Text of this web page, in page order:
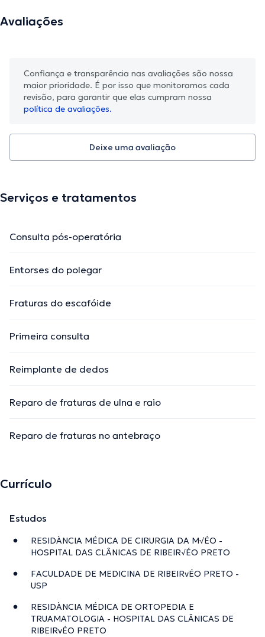
Avaliações
Confiança e transparência nas avaliações são nossa
maior prioridade. É por isso que monitoramos cada
revisão, para garantir que elas cumpram nossa
política de avaliações.
Deixe uma avaliação
Serviços e tratamentos
Consulta pós-operatória
Entorses do polegar
Fraturas do escafóide
Primeira consulta
Reimplante de dedos
Reparo de fraturas de ulna e raio
Reparo de fraturas no antebraço
Currículo
Estudos
RESIDÀNCIA MÉDICA DE CIRURGIA DA M√ÉO -
HOSPITAL DAS CLÂNICAS DE RIBEIR√ÉO PRETO
FACULDADE DE MEDICINA DE RIBEIRvÉO PRETO -
USP
RESIDÀNCIA MÉDICA DE ORTOPEDIA E
TRUAMATOLOGIA - HOSPITAL DAS CLÂNICAS DE
RIBEIRvÉO PRETO